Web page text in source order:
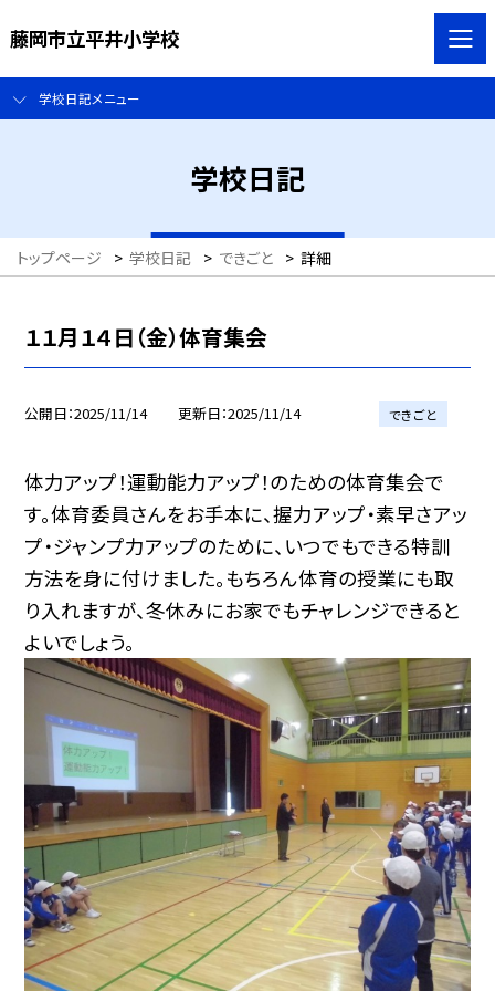
藤岡市立平井小学校
学校日記メニュー
学校日記
トップページ > 学校日記 > できごと > 詳細
１１月１４日（金）体育集会
公開日 2025/11/14 更新日 2025/11/14 できごと
体力アップ！運動能力アップ！のための体育集会で
す。体育委員さんをお手本に、握力アップ・素早さアッ
プ・ジャンプ力アップのために、いつでもできる特訓
方法を身に付けました。もちろん体育の授業にも取
り入れますが、冬休みにお家でもチャレンジできると
よいでしょう。